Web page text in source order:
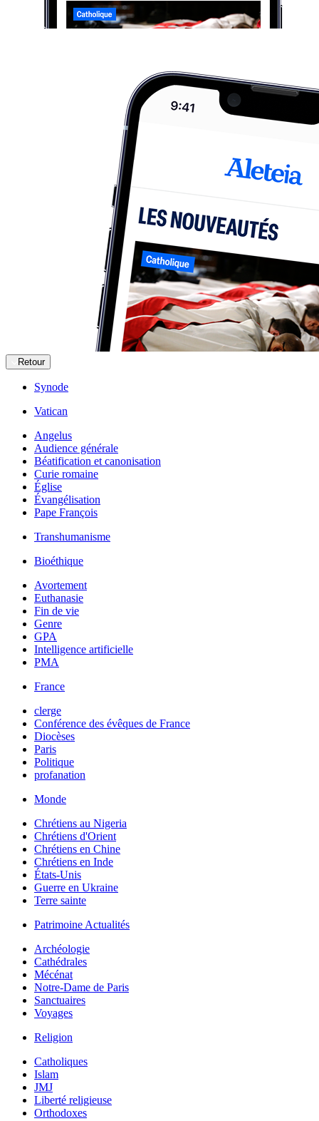
Retour
Synode
Vatican
Angelus
Audience générale
Béatification et canonisation
Curie romaine
Église
Évangélisation
Pape François
Transhumanisme
Bioéthique
Avortement
Euthanasie
Fin de vie
Genre
GPA
Intelligence artificielle
PMA
France
clerge
Conférence des évêques de France
Diocèses
Paris
Politique
profanation
Monde
Chrétiens au Nigeria
Chrétiens d'Orient
Chrétiens en Chine
Chrétiens en Inde
États-Unis
Guerre en Ukraine
Terre sainte
Patrimoine Actualités
Archéologie
Cathédrales
Mécénat
Notre-Dame de Paris
Sanctuaires
Voyages
Religion
Catholiques
Islam
JMJ
Liberté religieuse
Orthodoxes